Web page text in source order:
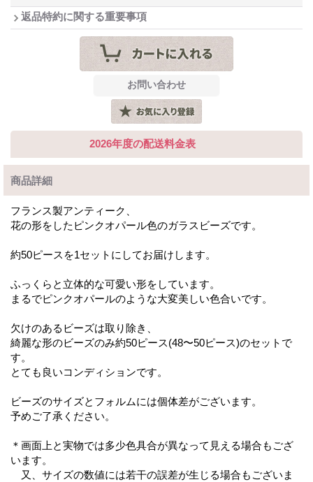
返品特約に関する重要事項
2026年度の配送料金表
商品詳細
フランス製アンティーク、
花の形をしたピンクオパール色のガラスビーズです。
約50ピースを1セットにしてお届けします。
ふっくらと立体的な可愛い形をしています。
まるでピンクオパールのような大変美しい色合いです。
欠けのあるビーズは取り除き、
綺麗な形のビーズのみ約50ピース(48〜50ピース)のセットで
す。
とても良いコンディションです。
ビーズのサイズとフォルムには個体差がございます。
予めご了承ください。
＊画面上と実物では多少色具合が異なって見える場合もござ
います。
又、サイズの数値には若干の誤差が生じる場合もございま